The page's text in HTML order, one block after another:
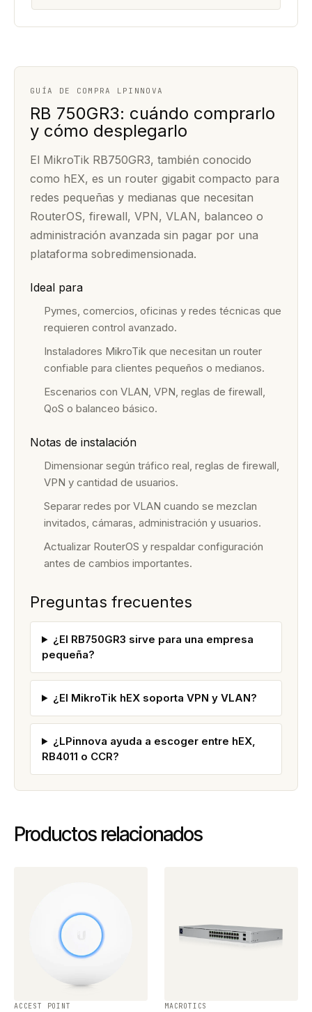
GUÍA DE COMPRA LPINNOVA
RB 750GR3: cuándo comprarlo
y cómo desplegarlo
El MikroTik RB750GR3, también conocido
como hEX, es un router gigabit compacto para
redes pequeñas y medianas que necesitan
RouterOS, firewall, VPN, VLAN, balanceo o
administración avanzada sin pagar por una
plataforma sobredimensionada.
Ideal para
Pymes, comercios, oficinas y redes técnicas que
requieren control avanzado.
Instaladores MikroTik que necesitan un router
confiable para clientes pequeños o medianos.
Escenarios con VLAN, VPN, reglas de firewall,
QoS o balanceo básico.
Notas de instalación
Dimensionar según tráfico real, reglas de firewall,
VPN y cantidad de usuarios.
Separar redes por VLAN cuando se mezclan
invitados, cámaras, administración y usuarios.
Actualizar RouterOS y respaldar configuración
antes de cambios importantes.
Preguntas frecuentes
¿El RB750GR3 sirve para una empresa
pequeña?
¿El MikroTik hEX soporta VPN y VLAN?
¿LPinnova ayuda a escoger entre hEX,
RB4011 o CCR?
Productos relacionados
ACCEST POINT MACROTICS